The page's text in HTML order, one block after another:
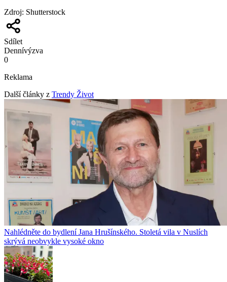
Zdroj: Shutterstock
Sdílet
Dennívýzva
0
Reklama
Další články z Trendy Život
Nahlédněte do bydlení Jana Hrušínského. Stoletá vila v Nuslích
skrývá neobvykle vysoké okno